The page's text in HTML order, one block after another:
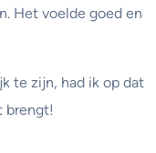
Het voelde goed en
te zijn, had ik op dat
brengt!